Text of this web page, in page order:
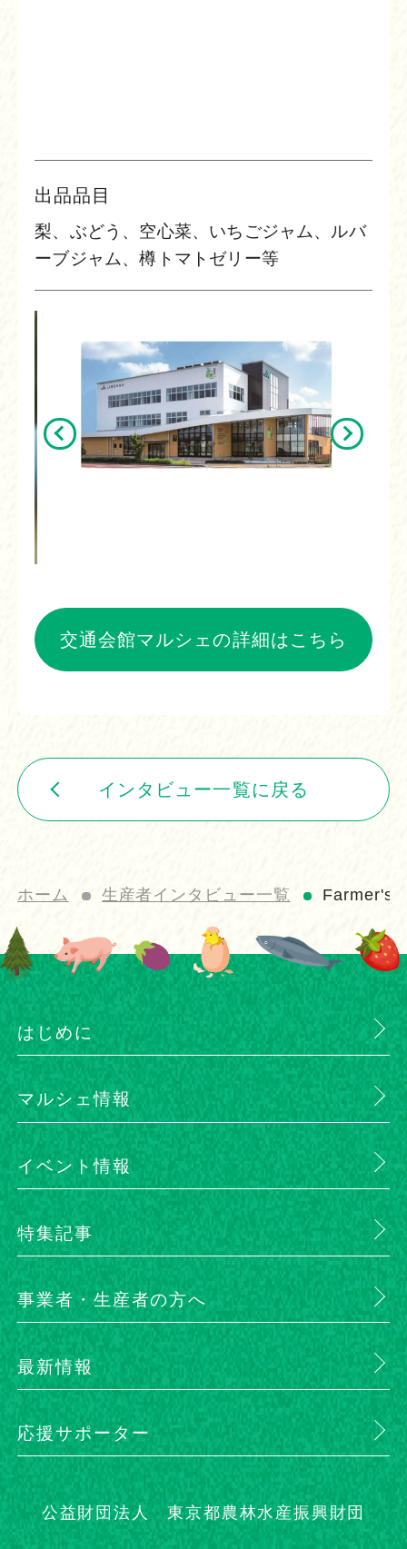
出品品目
梨、ぶどう、空心菜、いちごジャム、ルバ
ーブジャム、樽トマトゼリー等
交通会館マルシェの詳細はこちら
インタビュー一覧に戻る
ホーム 生産者インタビュー一覧 Farmer's
はじめに
マルシェ情報
イベント情報
特集記事
事業者・生産者の方へ
最新情報
応援サポーター
公益財団法人 東京都農林水産振興財団